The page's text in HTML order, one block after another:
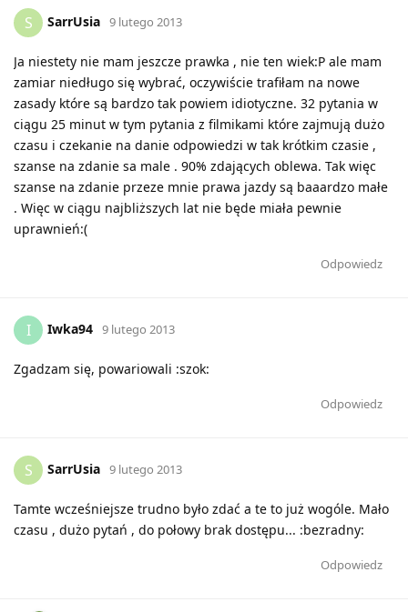
S SarrUsia 9 lutego 2013
Ja niestety nie mam jeszcze prawka , nie ten wiek:P ale mam
zamiar niedługo się wybrać, oczywiście trafiłam na nowe
zasady które są bardzo tak powiem idiotyczne. 32 pytania w
ciągu 25 minut w tym pytania z filmikami które zajmują dużo
czasu i czekanie na danie odpowiedzi w tak krótkim czasie ,
szanse na zdanie sa male . 90% zdających oblewa. Tak więc
szanse na zdanie przeze mnie prawa jazdy są baaardzo małe
. Więc w ciągu najbliższych lat nie będe miała pewnie
uprawnień:(
Odpowiedz
I Iwka94 9 lutego 2013
Zgadzam się, powariowali :szok:
Odpowiedz
S SarrUsia 9 lutego 2013
Tamte wcześniejsze trudno było zdać a te to już wogóle. Mało
czasu , dużo pytań , do połowy brak dostępu... :bezradny:
Odpowiedz